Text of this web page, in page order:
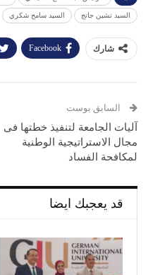
السيد تشين جانج السيد سامح شكري
شارك Facebook
السابق بوست
آليات الجامعة لتنفيذ خطتها فى
مجال الاستراتيجية الوطنية
لمكافحة الفساد
قد يعجبك ايضا